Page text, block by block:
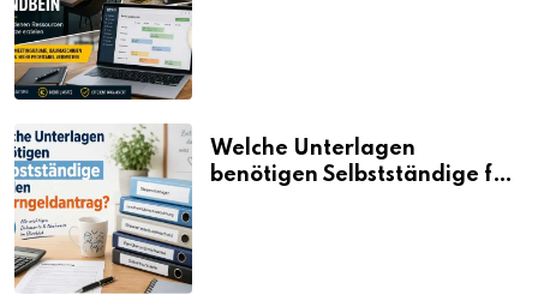
Welche Unterlagen
benötigen Selbstständige für